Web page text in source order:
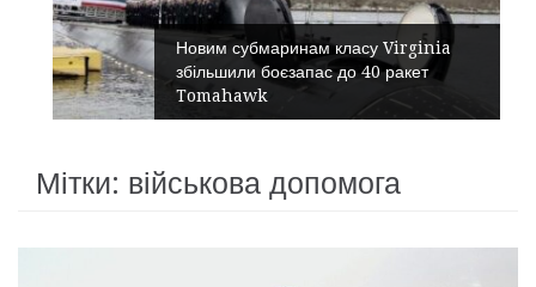
Новим субмаринам класу Virginia
збільшили боєзапас до 40 ракет
Tomahawk
Мітки: військова допомога